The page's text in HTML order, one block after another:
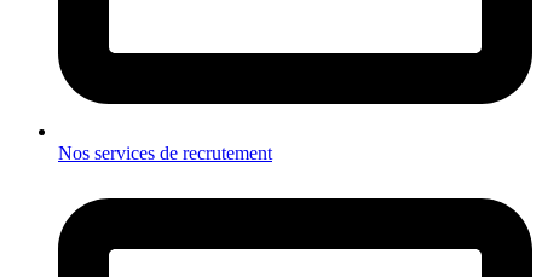
Nos services de recrutement